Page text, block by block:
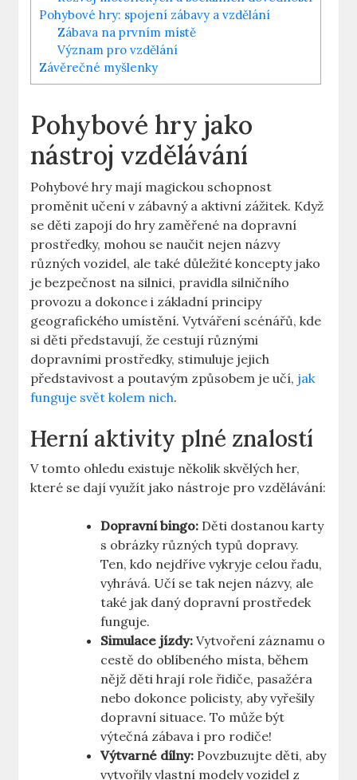
Pohybové hry: spojení zábavy a vzdělání
Zábava na prvním místě
Význam pro vzdělání
Závěrečné myšlenky
Pohybové hry jako
nástroj vzdělávání
Pohybové hry mají magickou schopnost
proměnit učení v zábavný a aktivní zážitek. Když
se děti zapojí do hry zaměřené na dopravní
prostředky, mohou se naučit nejen názvy
různých vozidel, ale také důležité koncepty jako
je bezpečnost na silnici, pravidla silničního
provozu a dokonce i základní principy
geografického umístění. Vytváření scénářů, kde
si děti představují, že cestují různými
dopravními prostředky, stimuluje jejich
představivost a poutavým způsobem je učí, jak
funguje svět kolem nich.
Herní aktivity plné znalostí
V tomto ohledu existuje několik skvělých her,
které se dají využít jako nástroje pro vzdělávání:
Dopravní bingo: Děti dostanou karty
s obrázky různých typů dopravy.
Ten, kdo nejdříve vykryje celou řadu,
vyhrává. Učí se tak nejen názvy, ale
také jak daný dopravní prostředek
funguje.
Simulace jízdy: Vytvoření záznamu o
cestě do oblíbeného místa, během
nějž děti hrají role řidiče, pasažéra
nebo dokonce policisty, aby vyřešily
dopravní situace. To může být
výtečná zábava i pro rodiče!
Výtvarné dílny: Povzbuzujte děti, aby
vytvořily vlastní modely vozidel z